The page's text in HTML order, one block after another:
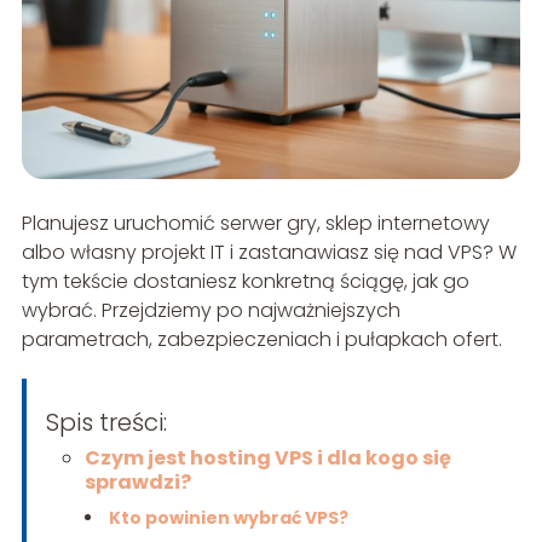
Planujesz uruchomić serwer gry, sklep internetowy
albo własny projekt IT i zastanawiasz się nad VPS? W
tym tekście dostaniesz konkretną ściągę, jak go
wybrać. Przejdziemy po najważniejszych
parametrach, zabezpieczeniach i pułapkach ofert.
Spis treści:
Czym jest hosting VPS i dla kogo się
sprawdzi?
Kto powinien wybrać VPS?